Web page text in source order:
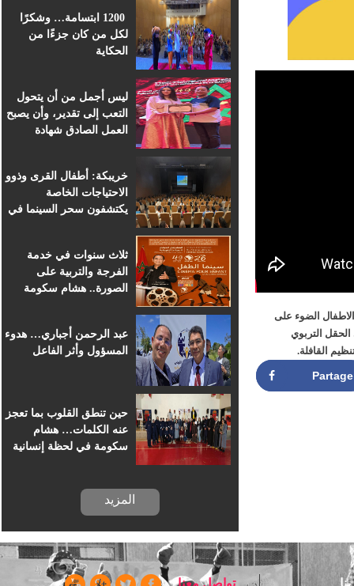
1200 ابتسامة… وشكرًا
لكل من كان جزءًا من
الحكاية
ليس أجمل من أن يتحول
التعب إلى تقدير، وأن يصبح
العمل الصادق شهادة
خريبكة: أطفال القرى وذوو
الاحتياجات الخاصة
يكتشفون سحر السينما في
ثلاث سنوات في خدمة
الفرجة والتربية على
الصورة.. هشام سكومة
عبد الرحمن أجباري… هدوء
المسؤول وأثر الفاعل
حين تنطق القلوب بما تعجز
عنه الكلمات… هشام
سكومة في لحظة إنسانية
المزيد
الضوء على
التربوي
القافلة.
تواصل معنا